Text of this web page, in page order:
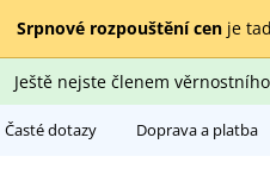
Srpnové rozpouštění cenje
Ještě nejste členem
Časté dotazy Doprava a platba